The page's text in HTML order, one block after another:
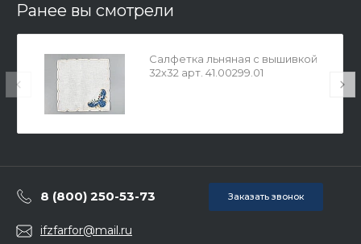
Ранее вы смотрели
Салфетка льняная с вышивкой
32х32 арт. 41.00299.01
8 (800) 250-53-73 Заказать звонок
ifzfarfor@mail.ru